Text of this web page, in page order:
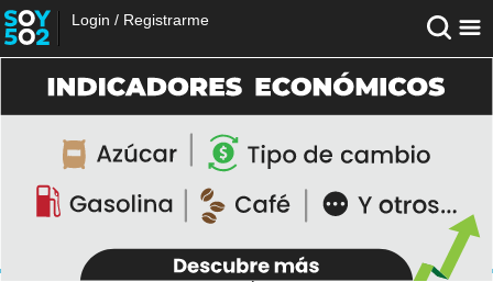
Login / Registrarme